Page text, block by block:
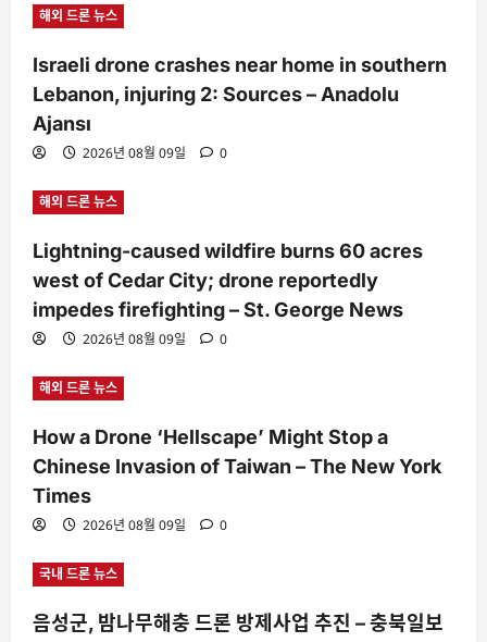
해외 드론 뉴스
Israeli drone crashes near home in southern
Lebanon, injuring 2: Sources – Anadolu
Ajansı
2026년 08월 09일 0
해외 드론 뉴스
Lightning-caused wildfire burns 60 acres
west of Cedar City; drone reportedly
impedes firefighting – St. George News
2026년 08월 09일 0
해외 드론 뉴스
How a Drone ‘Hellscape’ Might Stop a
Chinese Invasion of Taiwan – The New York
Times
2026년 08월 09일 0
국내 드론 뉴스
음성군, 밤나무해충 드론 방제사업 추진 – 충북일보